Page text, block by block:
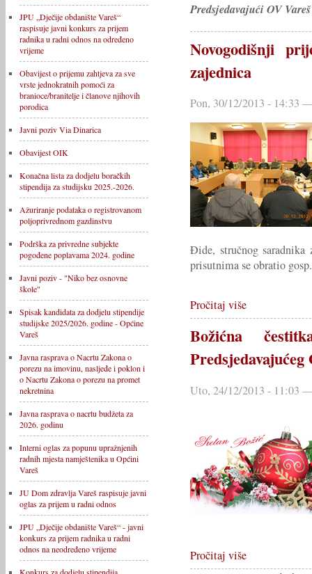
JPU „Dječije obdanište Vareš“
raspisuje javni konkurs za prijem
radnika u radni odnos na određeno
vrijeme
Obavijest o prijemu zahtjeva za sve
vrste jednokratnih pomoći za
branioce/branitelje i članove njihovih
porodica
Javni poziv Via Dinarica
Obavijest OIK
Konačna lista za dodjelu boračkih
stipendija za studijsku 2025.-2026.
Ažuriranje podataka o registrovanom
poljoprivrednom gazdinstvu
Podrška za privredne subjekte
pogođene poplavama 2024. godine
Javni poziv - "Niko bez osnovne
škole"
Spisak kandidata za dodjelu stipendije
studijske 2025/2026. godine - Općine
Vareš
Javna rasprava o Nacrtu Zakona o
porezu na imovinu, nasljeđe i poklon i
o Nacrtu Zakona o porezu na promet
nekretnina
Javna rasprava o nacrtu budžeta za
2026. godinu
Interni oglas za popunu upražnjenih
radnih mjesta namještenika u Općini
Vareš
JU Dom zdravlja Vareš raspisuje javni
oglas za prijem u radni odnos
JPU „Dječije obdanište Vareš“ - javni
konkurs za prijem radnika u radni
odnos na neodređeno vrijeme
Predsjedavajući OV
Novogodišnji
zajednica
Pon, 30/12/2013 - 14:33
Đide, stručnog saradnika
prisutnima se obratio
Pročitaj više
Božićna
Predsjedavajućeg
Uto, 24/12/2013 - 11:03
Pročitaj više